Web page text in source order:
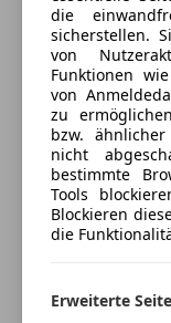
*0043512/309903
*office@tirol-
Ausstattung:
4,6 L V8 Motor
Heckantrieb
Radio
Auto einfach
Verkäufer
Tirol Cars MP
die
sicherstellen.
von
Funktionen
von
zu
bzw.
nicht
bestimmte
Tools
Blockieren
die
Erweiterte